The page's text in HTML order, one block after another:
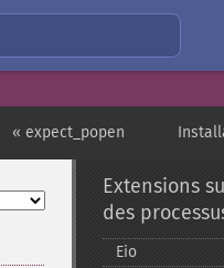
« expect_popen
Extensions
des
Eio